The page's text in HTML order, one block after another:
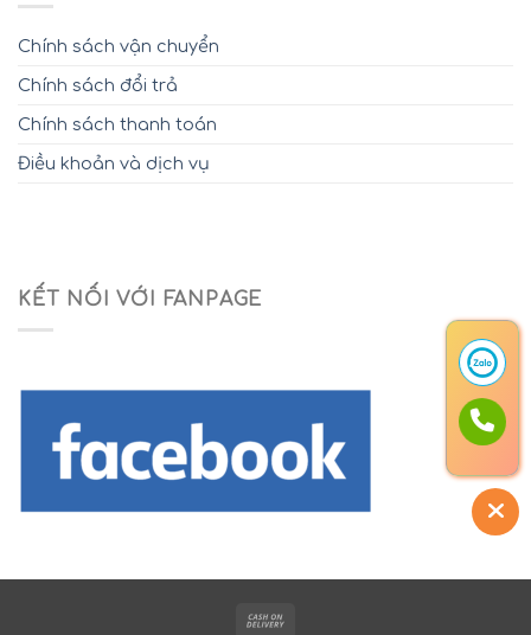
Chính sách vận chuyển
Chính sách đổi trả
Chính sách thanh toán
Điều khoản và dịch vụ
KẾT NỐI VỚI FANPAGE